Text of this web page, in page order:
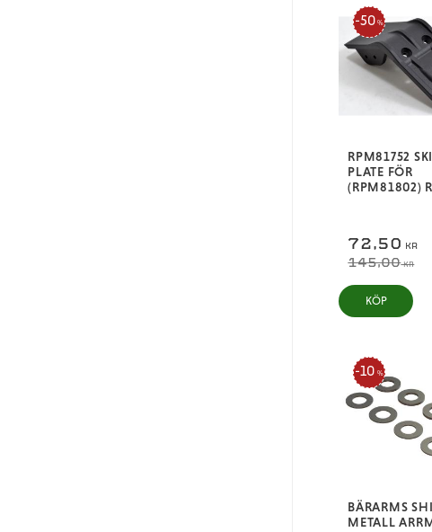
RPM81752
PLATE FÖR
(RPM81802)
72,50 KR
145,00KR
50 %
KÖP
BÄRARMS
METALL
10 %